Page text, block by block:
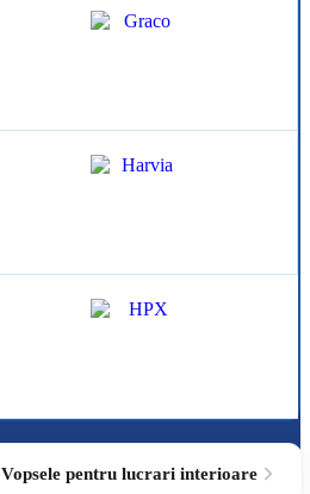
Vopsele pentru lucrari interioare